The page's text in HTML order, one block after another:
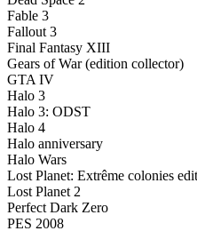
Fable 3
Fallout 3
Final Fantasy XIII
Gears of War (edition collector)
GTA IV
Halo 3
Halo 3: ODST
Halo 4
Halo anniversary
Halo Wars
Lost Planet: Extrême colonies
Lost Planet 2
Perfect Dark Zero
PES 2008